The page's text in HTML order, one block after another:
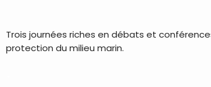
Trois journées riches en débats et
protection du milieu marin.